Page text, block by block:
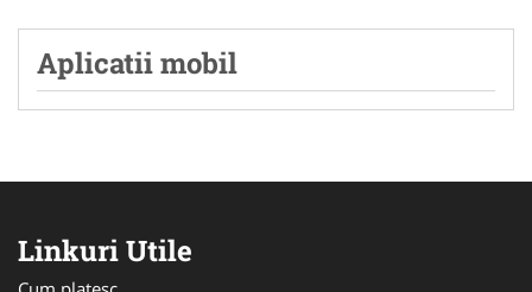
Aplicatii mobil
Linkuri Utile